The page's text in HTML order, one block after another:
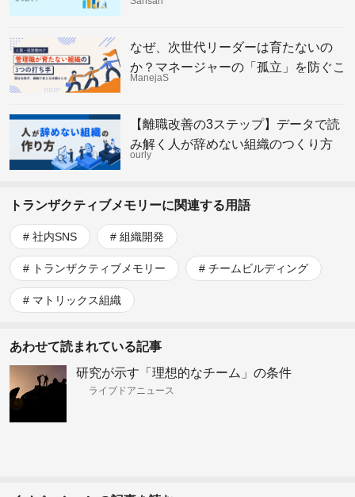
なぜ、次世代リーダーは育たないの
か？マネージャーの「孤立」を防ぐこ
れからの組織の仕組み
ManejaS
【離職改善の3ステップ】データで読
み解く人が辞めない組織のつくり方
ourly
トランザクティブメモリーに関連する用語
社内SNS 組織開発
トランザクティブメモリー チームビルディング
マトリックス組織
あわせて読まれている記事
研究が示す「理想的なチーム」の条件
ライブドアニュース